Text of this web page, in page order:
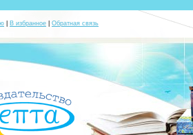
В избранное Обратная связь